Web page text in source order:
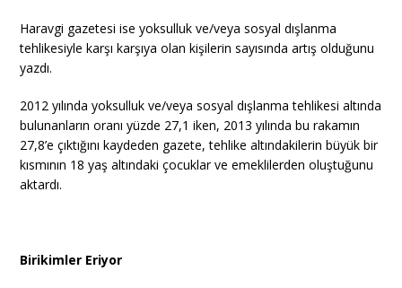
Haravgi gazetesi ise yoksulluk ve/veya sosyal dışlanma
tehlikesiyle karşı karşıya olan kişilerin sayısında artış olduğunu
yazdı.
2012 yılında yoksulluk ve/veya sosyal dışlanma tehlikesi altında
bulunanların oranı yüzde 27,1 iken, 2013 yılında bu rakamın
27,8’e çıktığını kaydeden gazete, tehlike altındakilerin büyük bir
kısmının 18 yaş altındaki çocuklar ve emeklilerden oluştuğunu
aktardı.
Birikimler Eriyor